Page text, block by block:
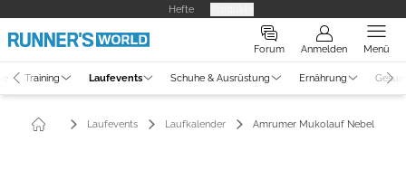
Hefte
Forum Anmelden Menü
Training Laufevents Schuhe & Ausrüstung Ernährung
Laufevents Laufkalender Amrumer Mukolauf Nebel